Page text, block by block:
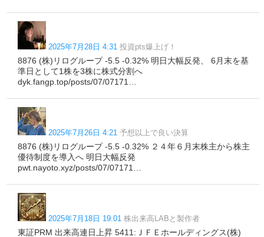
2025年7月28日 4:31 投資pts爆上げ！
8876 (株)リログループ -5.5 -0.32% 明日大幅反発、 6月末を基
準日として1株を3株に株式分割へ
dyk.fangp.top/posts/07/07171…
2025年7月26日 4:21 予想以上で良い決算
8876 (株)リログループ -5.5 -0.32% ２４年６月末株主から株主
優待制度を導入へ 明日大幅反発
pwt.nayoto.xyz/posts/07/07171…
2025年7月18日 19:01 株出来高LABと製作者
東証PRM 出来高連日上昇 5411:ＪＦＥホールディングス(株)